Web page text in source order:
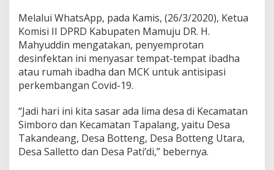
p
r
o
t
a
n
d
i
m
a
D
Melalui WhatsApp, pada Kamis, (26/3/2020), Ketua
Komisi II DPRD Kabupaten Mamuju DR. H.
Mahyuddin mengatakan, penyemprotan
desinfektan ini menyasar tempat-tempat ibadha
atau rumah ibadha dan MCK untuk antisipasi
perkembangan Covid-19.
“Jadi hari ini kita sasar ada lima desa di Kecamatan
Simboro dan Kecamatan Tapalang, yaitu Desa
Takandeang, Desa Botteng, Desa Botteng Utara,
Desa Salletto dan Desa Pati’di,” bebernya.